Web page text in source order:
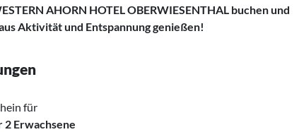
AHORN HOTEL OBERWIESENTHAL buchen und
Aktivität und Entspannung genießen!
für
2 Erwachsene